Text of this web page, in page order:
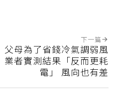
下一篇
父母為了省錢冷氣調弱風
業者實測結果「反而更耗
電」 風向也有差